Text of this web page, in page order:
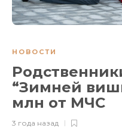
НОВОСТИ
“Зимней
млн от МЧС
3 года назад